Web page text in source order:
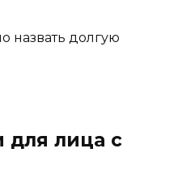
назвать долгую
лица с